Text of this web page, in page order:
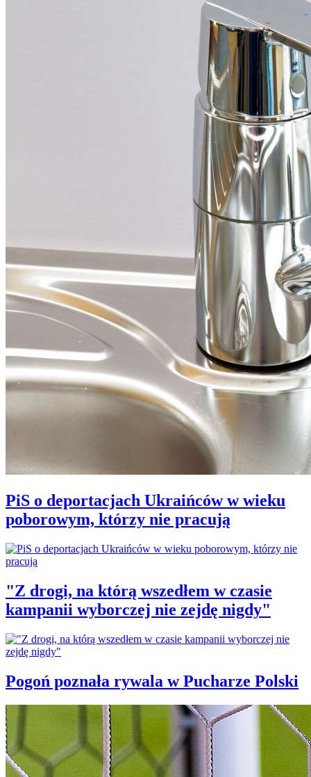
PiS o deportacjach Ukraińców w wieku
poborowym, którzy nie pracują
"Z drogi, na którą wszedłem w czasie
kampanii wyborczej nie zejdę nigdy"
Pogoń poznała rywala w Pucharze Polski